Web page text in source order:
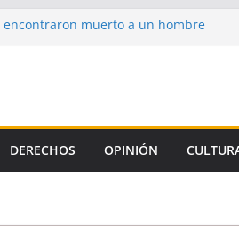
encontraron muerto a un hombre
intelectual en el crimen de
Universitario
Santa Fe como uno de los
Florencia Gómez
DERECHOS OPINIÓN